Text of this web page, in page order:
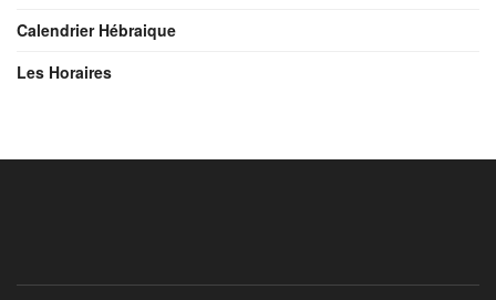
Calendrier Hébraique
Les Horaires